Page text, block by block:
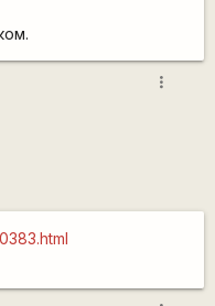
more_vert